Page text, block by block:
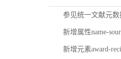
参见统一文献元
新增属性name-
新增元素award-